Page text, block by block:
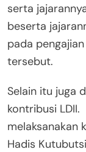
serta
beserta
pada
tersebut.
Selain itu juga
kontribusi LDII.
melaksanakan
Hadis